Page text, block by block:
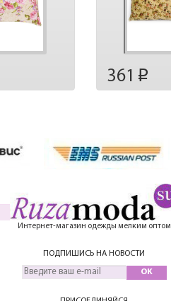
361 p
Интернет-магазин одежды мелким оптом
ПОДПИШИСЬ НА НОВОСТИ
OK